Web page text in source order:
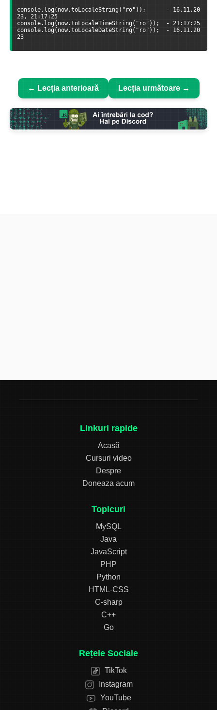
console.log(now.toLocaleString("ro"));      - 16.11.20
23, 21:17:25
console.log(now.toLocaleTimeString("ro"));  - 21:17:25
console.log(now.toLocaleDateString("ro"));  - 16.11.20
23
← Lecția anterioară Lecția următoare →
Linkuri rapide
Acasă
Cursuri video
Despre
Doneaza acum
Topicuri
MySQL
Java
JavaScript
PHP
Python
HTML-CSS
C-sharp
C++
Go
Rețele Sociale
TikTok
Instagram
YouTube